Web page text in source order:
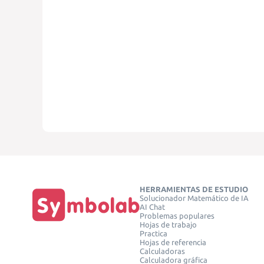
HERRAMIENTAS DE ESTUDIO
Solucionador Matemático de IA
AI Chat
Problemas populares
Hojas de trabajo
Practica
Hojas de referencia
Calculadoras
Calculadora gráfica